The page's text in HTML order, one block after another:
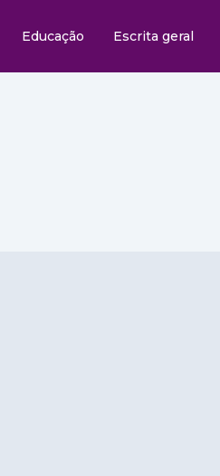
Educação Escrita geral